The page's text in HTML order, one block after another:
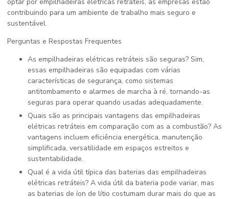
contribuindo para um ambiente de trabalho mais seguro e
sustentável.
Perguntas e Respostas Frequentes
As empilhadeiras elétricas retráteis são seguras? Sim,
essas empilhadeiras são equipadas com várias
características de segurança, como sistemas
antitombamento e alarmes de marcha à ré, tornando-as
seguras para operar quando usadas adequadamente.
Quais são as principais vantagens das empilhadeiras
elétricas retráteis em comparação com as a combustão? As
vantagens incluem eficiência energética, manutenção
simplificada, versatilidade em espaços estreitos e
sustentabilidade.
Qual é a vida útil típica das baterias das empilhadeiras
elétricas retráteis? A vida útil da bateria pode variar, mas
as baterias de íon de lítio costumam durar mais do que as